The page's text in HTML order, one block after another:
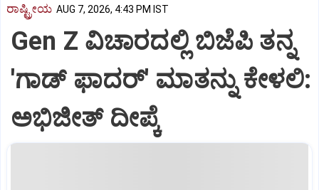
ರಾಷ್ಟ್ರೀಯ AUG 7, 2026, 4:43 PM IST
Gen Z ವಿಚಾರದಲ್ಲಿ ಬಿಜೆಪಿ ತನ್ನ
'ಗಾಡ್ ಫಾದರ್' ಮಾತನ್ನು ಕೇಳಲಿ:
ಅಭಿಜೀತ್ ದೀಪ್ಕೆ